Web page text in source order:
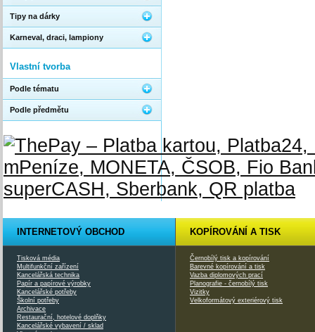
Tipy na dárky
Karneval, draci, lampiony
Vlastní tvorba
Podle tématu
Podle předmětu
INTERNETOVÝ OBCHOD
Tisková média
Multifunkční zařízení
Kancelářská technika
Papír a papírové výrobky
Kancelářské potřeby
Školní potřeby
Archivace
Restaurační, hotelové doplňky
Kancelářské vybavení / sklad
KOPÍROVÁNÍ A TISK
Černobílý tisk a kopírování
Barevné kopírování a tisk
Vazba diplomových prací
Planografie - černobílý tisk
Vizitky
Velkoformátový exteriérový tisk